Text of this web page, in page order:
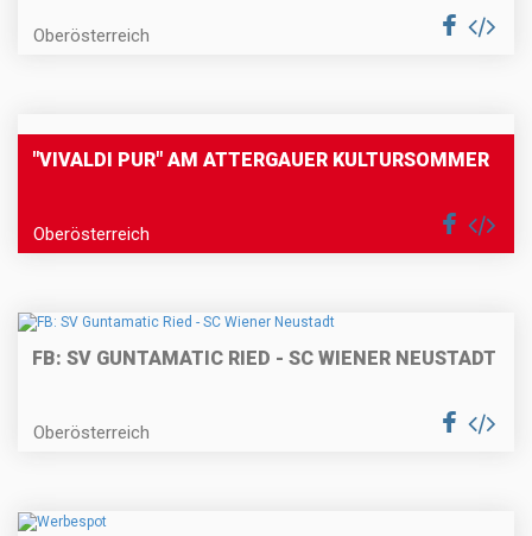
Oberösterreich
"VIVALDI PUR" AM ATTERGAUER KULTURSOMMER
Oberösterreich
FB: SV GUNTAMATIC RIED - SC WIENER NEUSTADT
Oberösterreich